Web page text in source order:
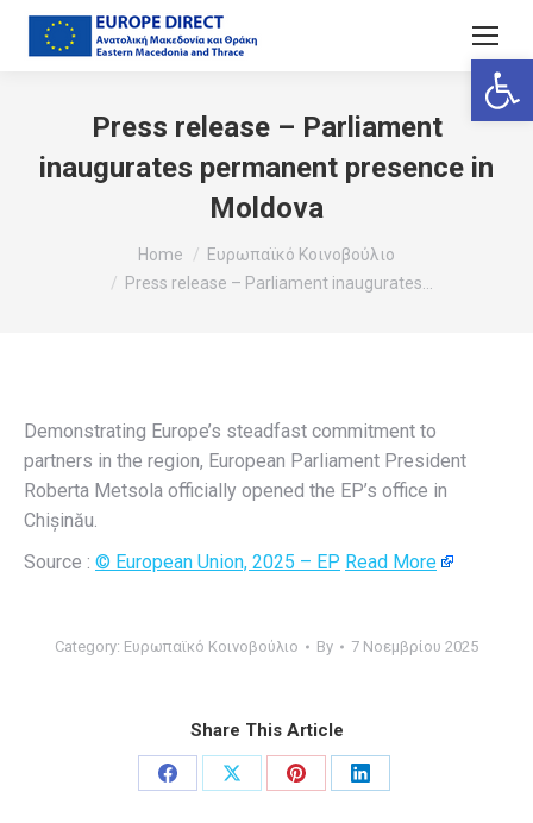
Press release – Parliament
inaugurates permanent presence in
Moldova
Home
Ευρωπαϊκό Κοινοβούλιο
Press release – Parliament inaugurates…
Demonstrating Europe’s steadfast commitment to
partners in the region, European Parliament President
Roberta Metsola officially opened the EP’s office in
Chișinău.
Source : © European Union, 2025 – EP Read More
Category: Ευρωπαϊκό Κοινοβούλιο By 7 Νοεμβρίου 2025
Share This Article
Share
Share
Share
Share